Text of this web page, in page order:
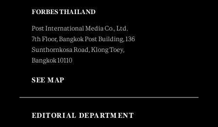
FORBES THAILAND
Post International Media Co., Ltd.
7th Floor, Bangkok Post Building, 136
Sunthornkosa Road, Klong Toey,
Bangkok 10110
SEE MAP
EDITORIAL DEPARTMENT